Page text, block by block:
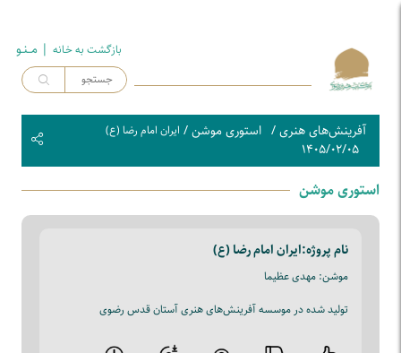
بازگشت به خـانه | مــنـو
آفرینش‌های هنری/ استوری موشن/ ایران امام رضا (ع)
۱۴۰۵/۰۲/۰۵
استوری موشن
نام پروژه:ایران امام رضا (ع)
موشن: مهدی عظیما
تولید شده در موسسه آفرینش‌های هنری آستان قدس رضوی